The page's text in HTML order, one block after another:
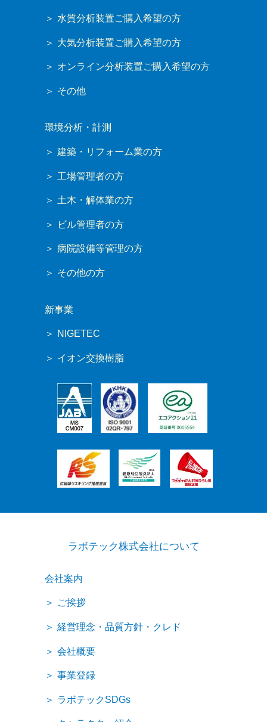
水質分析装置ご購入希望の方
大気分析装置ご購入希望の方
オンライン分析装置ご購入希望の方
その他
環境分析・計測
建築・リフォーム業の方
工場管理者の方
土木・解体業の方
ビル管理者の方
病院設備等管理の方
その他の方
新事業
NIGETEC
イオン交換樹脂
ラボテック株式会社について
会社案内
ご挨拶
経営理念・品質方針・クレド
会社概要
事業登録
ラボテックSDGs